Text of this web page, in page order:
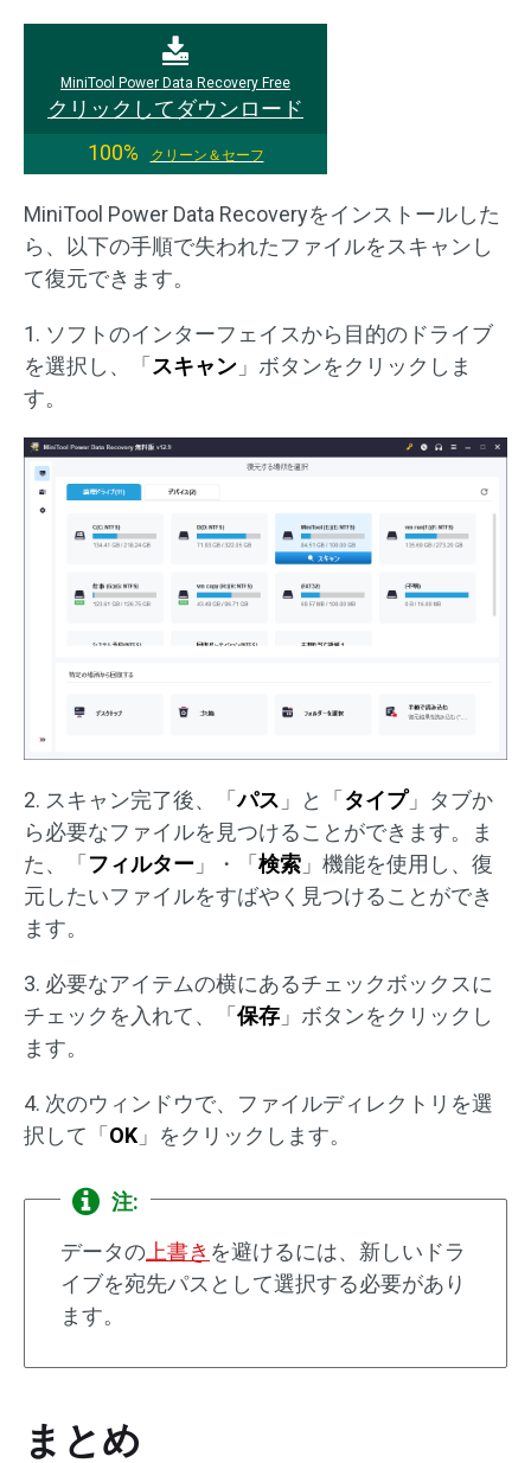
MiniTool Power Data Recovery Free
クリックしてダウンロード
100%
クリーン＆セーフ
MiniTool Power Data Recoveryをインストールした
ら、以下の手順で失われたファイルをスキャンし
て復元できます。
1. ソフトのインターフェイスから目的のドライブ
を選択し、「 スキャン 」ボタンをクリックしま
す。
2. スキャン完了後、「パス 」と「 タイプ」タブか
ら必要なファイルを見つけることができます。ま
た、「 フィルター 」・「 検索 」機能を使用し、復
元したいファイルをすばやく見つけることができ
ます。
3. 必要なアイテムの横にあるチェックボックスに
チェックを入れて、「 保存 」ボタンをクリックし
ます。
4. 次のウィンドウで、ファイルディレクトリを選
択して「 OK 」をクリックします。
注:
データの上書き を避けるには、新しいドラ
イブを宛先パスとして選択する必要があり
ます。
まとめ